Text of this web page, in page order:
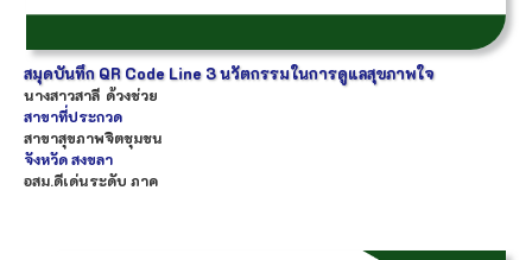
สมุดบันทึก QR Code Line 3 นวัตกรรมในการดูแลสุขภาพใจ
นางสาวสาลี ด้วงช่วย
สาขาที่ประกวด
สาขาสุขภาพจิตชุมชน
จังหวัดสงขลา
อสม.ดีเด่นระดับ ภาค